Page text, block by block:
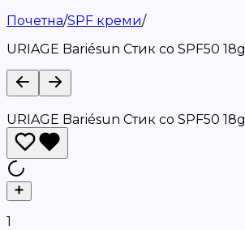
Почетна/SPF креми/
URIAGE Bariésun Стик со SPF50 18g
URIAGE Bariésun Стик со SPF50 18g
1